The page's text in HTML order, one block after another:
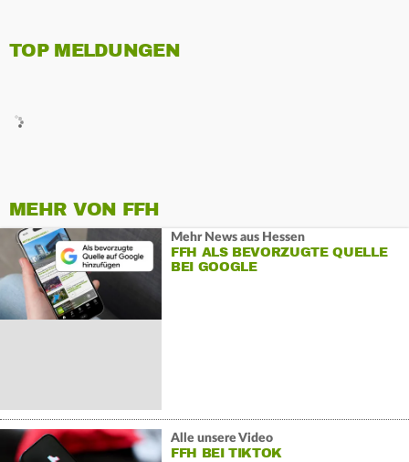
TOP MELDUNGEN
MEHR VON FFH
Mehr News aus Hessen
FFH ALS BEVORZUGTE QUELLE
BEI GOOGLE
Alle unsere Video
FFH BEI TIKTOK